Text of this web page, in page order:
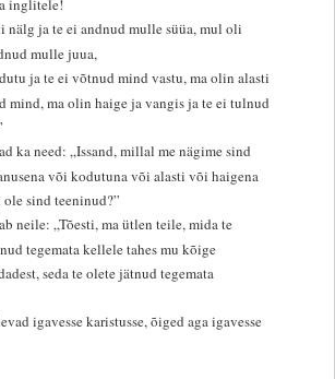
nälg ja te ei andnud mulle süüa, mul oli
mulle juua,
ja te ei võtnud mind vastu, ma olin alasti
mind, ma olin haige ja vangis ja te ei tulnud
ka need: „Issand, millal me nägime sind
või kodutuna või alasti või haigena
sind teeninud?”
neile: „Tõesti, ma ütlen teile, mida te
tegemata kellele tahes mu kõige
seda te olete jätnud tegemata
igavesse karistusse, õiged aga igavesse